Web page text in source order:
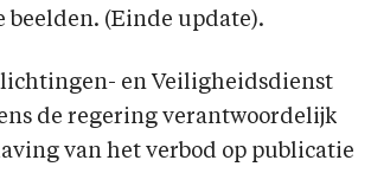
beelden. (Einde update).
en Veiligheidsdienst
de regering verantwoordelijk
van het verbod op publicatie